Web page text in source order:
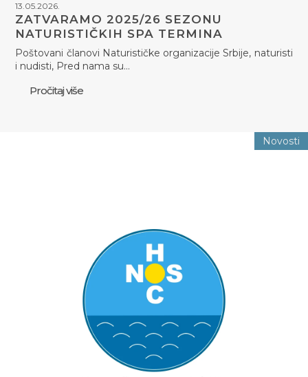
13.05.2026.
ZATVARAMO 2025/26 SEZONU
NATURISTIČKIH SPA TERMINA
Poštovani članovi Naturističke organizacije Srbije, naturisti
i nudisti, Pred nama su…
Pročitaj više
Novosti